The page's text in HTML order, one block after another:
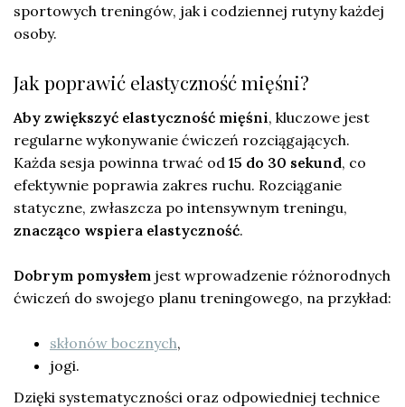
sportowych treningów, jak i codziennej rutyny każdej
osoby.
Jak poprawić elastyczność mięśni?
Aby zwiększyć elastyczność mięśni, kluczowe jest
regularne wykonywanie ćwiczeń rozciągających.
Każda sesja powinna trwać od15 do 30 sekund, co
efektywnie poprawia zakres ruchu. Rozciąganie
statyczne, zwłaszcza po intensywnym treningu,
znacząco wspiera elastyczność.
Dobrym pomysłem jest wprowadzenie różnorodnych
ćwiczeń do swojego planu treningowego, na przykład:
skłonów bocznych,
jogi.
Dzięki systematyczności oraz odpowiedniej technice